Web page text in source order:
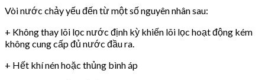
Vòi nước chảy yếu đến từ một số nguyên nhân sau:
+ Không thay lõi lọc nước định kỳ khiến lõi lọc hoạt động kém
không cung cấp đủ nước đầu ra.
+ Hết khí nén hoặc thủng bình áp